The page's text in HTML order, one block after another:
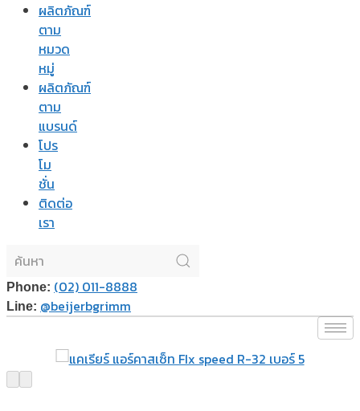
ผลิตภัณฑ์
ตาม
หมวด
หมู่
ผลิตภัณฑ์
ตาม
แบรนด์
โปร
โม
ชั่น
ติดต่อ
เรา
Phone: (02) 011-8888
Line: @beijerbgrimm